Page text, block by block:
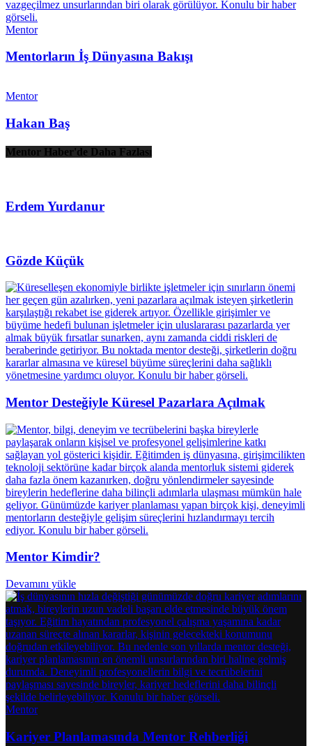
Mentor
Mentorların İş Dünyasına Bakışı
Mentor
Hakan Baş
Mentor Haber'de Daha Fazlası
Erdem Yurdanur
Gözde Küçük
Mentor Desteğiyle Küresel Pazarlara Açılmak
Mentor Kimdir?
Devamını yükle
Mentor
Kariyer Planlamasında Mentor Rehberliği